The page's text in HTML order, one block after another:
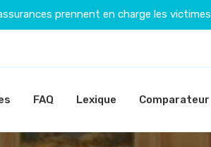
prennent en charge les victimes
FAQ Lexique Comparateur